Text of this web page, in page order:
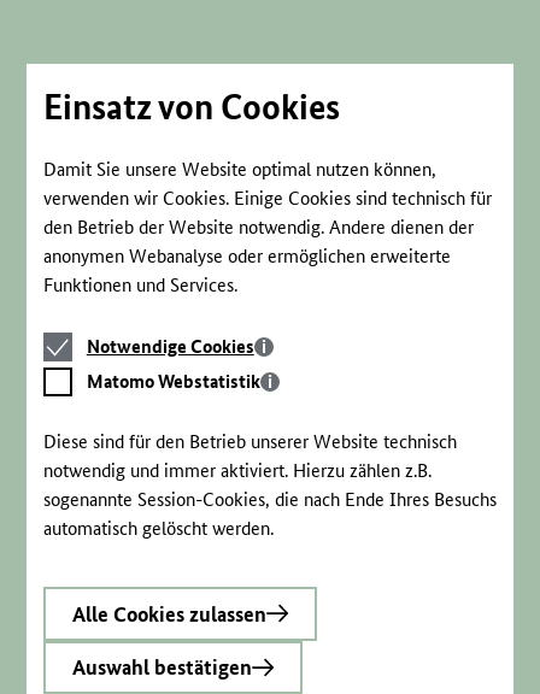
Einsatz von Cookies
Damit Sie unsere Website optimal nutzen können,
verwenden wir Cookies. Einige Cookies sind technisch für
den Betrieb der Website notwendig. Andere dienen der
anonymen Webanalyse oder ermöglichen erweiterte
Funktionen und Services.
Notwendige
Cookies
Notwendige Cookies
Matomo
Webstatistik
Matomo Webstatistik
Diese sind für den Betrieb unserer Website technisch
notwendig und immer aktiviert. Hierzu zählen z.B.
sogenannte Session-Cookies, die nach Ende Ihres Besuchs
automatisch gelöscht werden.
Alle Cookies zulassen
Auswahl bestätigen